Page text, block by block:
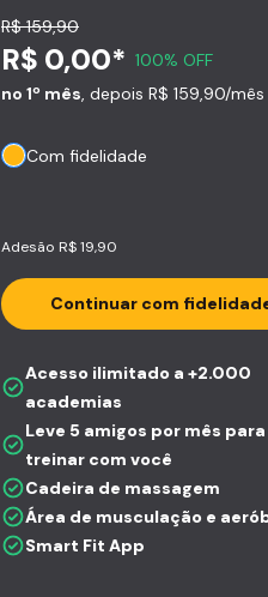
R$ 159,90
R$ 0,00* 100% OFF
no 1º mês , depois R$ 159,90/mês
Com fidelidade
Adesão R$ 19,90
Continuar com
Acesso ilimitado a +2.000
academias
Leve 5 amigos por mês para
treinar com você
Cadeira de massagem
Área de musculação e
Smart Fit App